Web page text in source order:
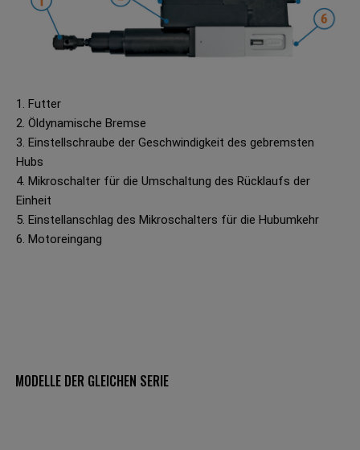
1. Futter
2. Öldynamische Bremse
3. Einstellschraube der Geschwindigkeit des gebremsten
Hubs
4. Mikroschalter für die Umschaltung des Rücklaufs der
Einheit
5. Einstellanschlag des Mikroschalters für die Hubumkehr
6. Motoreingang
MODELLE DER GLEICHEN SERIE